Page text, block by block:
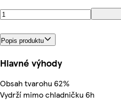
Popis produktu
Hlavné výhody
Obsah tvarohu 62%
Vydrží mimo chladničku 6h